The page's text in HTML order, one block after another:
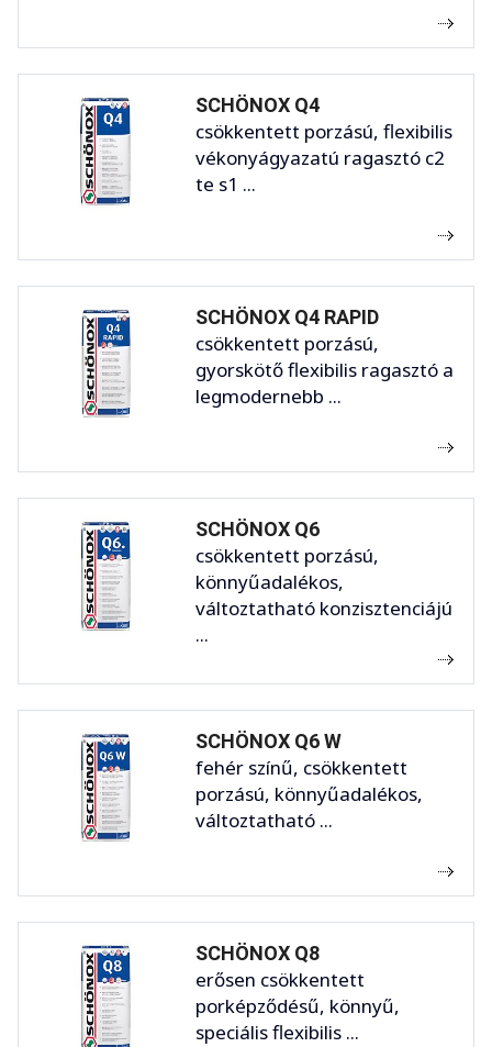
SCHÖNOX Q4
csökkentett porzású, flexibilis
vékonyágyazatú ragasztó c2
te s1 ...
SCHÖNOX Q4 RAPID
csökkentett porzású,
gyorskötő flexibilis ragasztó a
legmodernebb ...
SCHÖNOX Q6
csökkentett porzású,
könnyűadalékos,
változtatható konzisztenciájú
...
SCHÖNOX Q6 W
fehér színű, csökkentett
porzású, könnyűadalékos,
változtatható ...
SCHÖNOX Q8
erősen csökkentett
porképződésű, könnyű,
speciális flexibilis ...